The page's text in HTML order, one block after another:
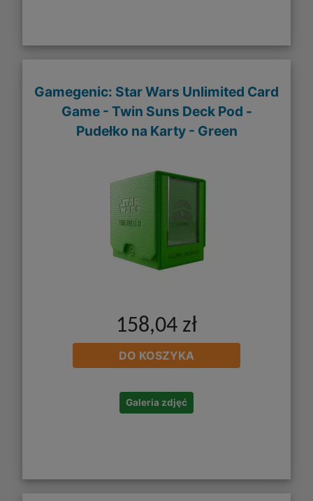
Gamegenic: Star Wars Unlimited Card
Game - Twin Suns Deck Pod -
Pudełko na Karty - Green
158,04 zł
DO KOSZYKA
Galeria zdjęć